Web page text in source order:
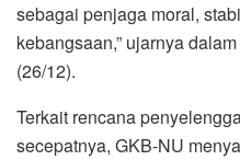
sebagai penjaga moral,
kebangsaan,” ujarnya
(26/12).
Terkait rencana
secepatnya, GKB-NU